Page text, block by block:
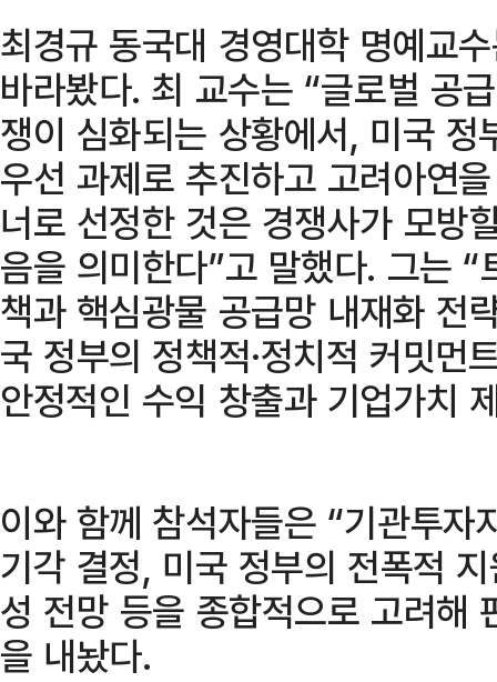
최경규 동국대 경영대학 명예교
바라봤다. 최 교수는 “글로벌 공
쟁이 심화되는 상황에서, 미국
우선 과제로 추진하고 고려아연
너로 선정한 것은 경쟁사가 모방
음을 의미한다”고 말했다. 그는
책과 핵심광물 공급망 내재화 전
국 정부의 정책적·정치적 커밋먼
안정적인 수익 창출과 기업가치
이와 함께 참석자들은 “기관투
기각 결정, 미국 정부의 전폭적
성 전망 등을 종합적으로 고려해
을 내놨다.